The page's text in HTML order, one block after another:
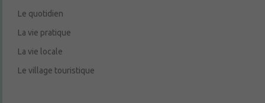
Le quotidien
La vie pratique
La vie locale
Le village touristique